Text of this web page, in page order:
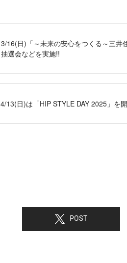
3/16(日)「～未来の安心をつくる～三井
抽選会などを実施!!
4/13(日)は「HIP STYLE DAY 2025」を
POST